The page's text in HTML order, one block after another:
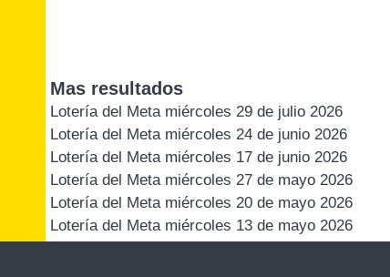
Mas resultados
Lotería del Meta miércoles 29 de julio 2026
Lotería del Meta miércoles 24 de junio 2026
Lotería del Meta miércoles 17 de junio 2026
Lotería del Meta miércoles 27 de mayo 2026
Lotería del Meta miércoles 20 de mayo 2026
Lotería del Meta miércoles 13 de mayo 2026